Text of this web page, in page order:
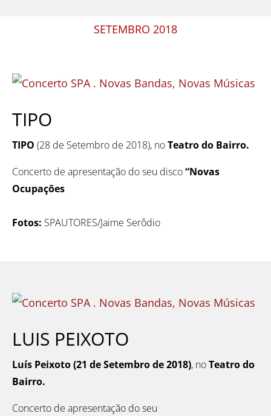
SETEMBRO 2018
TIPO
TIPO (28 de Setembro de 2018), noTeatro do Bairro.
Concerto de apresentação do seu disco“Novas
Ocupações
Fotos: SPAUTORES/Jaime Serôdio
LUIS PEIXOTO
Luís Peixoto(21 de Setembro de 2018), noTeatro do
Bairro.
Concerto de apresentação do seu